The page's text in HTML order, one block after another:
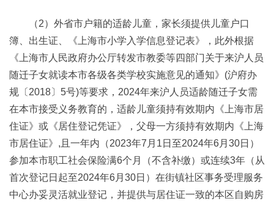
（2）外省市户籍的适龄儿童，家长须提供儿童户口
簿、出生证、《上海市小学入学信息登记表》，此外根据
《上海市人民政府办公厅转发市教委等四部门关于来沪人员
随迁子女就读本市各级各类学校实施意见的通知》(沪府办
规〔2018〕5号)等要求，2024年来沪人员适龄随迁子女需
在本市接受义务教育的，适龄儿童须持有效期内《上海市居
住证》或《居住登记凭证》，父母一方须持有效期内《上海
市居住证》,且一年内（2023年7月1日至2024年6月30日）
参加本市职工社会保险满6个月（不含补缴）或连续3年（从
首次登记日起至2024年6月30日）在街镇社区事务受理服务
中心办妥灵活就业登记，并提供与居住证一致的本区自购房